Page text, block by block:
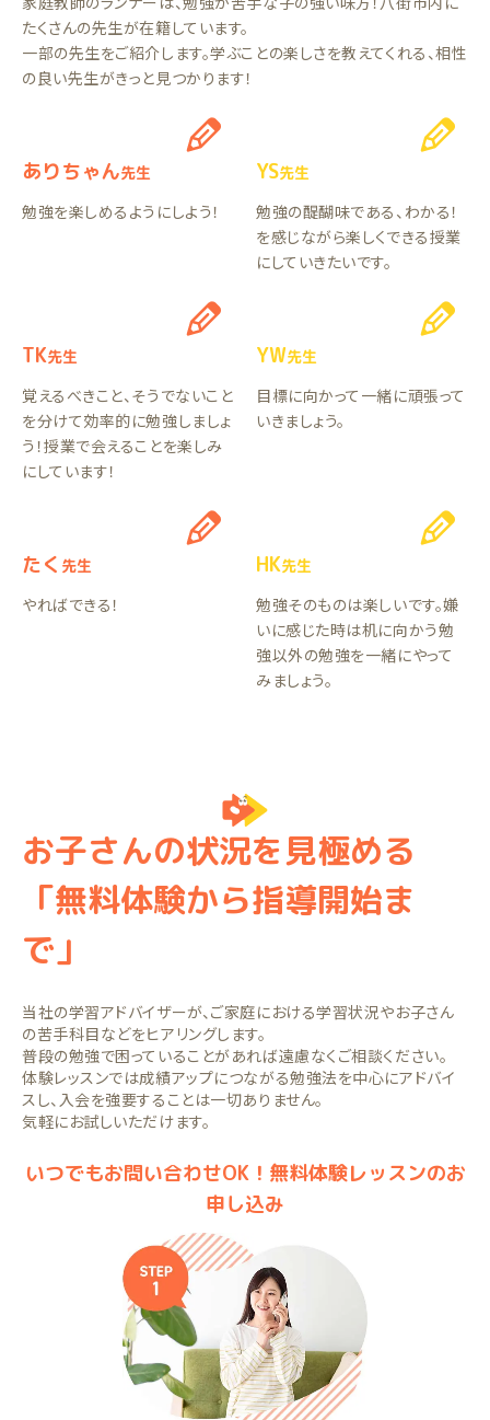
たくさんの先生が在籍しています。
一部の先生をご紹介します。学ぶことの楽しさを教えてくれる、相性
の良い先生がきっと見つかります！
ありちゃん先生
勉強を楽しめるようにしよう！
YS先生
勉強の醍醐味である、わかる！
を感じながら楽しくできる授業
にしていきたいです。
TK先生
覚えるべきこと、そうでないこと
を分けて効率的に勉強しましょ
う！授業で会えることを楽しみ
にしています！
YW先生
目標に向かって一緒に頑張って
いきましょう。
たく 先生
やればできる！
HK先生
勉強そのものは楽しいです。嫌
いに感じた時は机に向かう勉
強以外の勉強を一緒にやって
みましょう。
お子さんの状況を見極める
「無料体験から指導開始ま
で」
当社の学習アドバイザーが、ご家庭における学習状況やお子さん
の苦手科目などをヒアリングします。
普段の勉強で困っていることがあれば遠慮なくご相談ください。
体験レッスンでは成績アップにつながる勉強法を中心にアドバイ
スし、入会を強要することは一切ありません。
気軽にお試しいただけます。
いつでもお問い合わせOK！無料体験レッスンのお
申し込み